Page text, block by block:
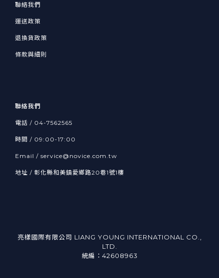
聯絡我們
運送政策
退換貨政策
條款與細則
聯絡我們
電話 / 04-7562565
時間 / 09:00-17:00
Email / service@novice.com.tw
地址 / 彰化縣和美鎮愛鄉路20巷1號1樓
亮樣國際有限公司 LIANG YOUNG INTERNATIONAL CO.,
LTD.
統編：42608963